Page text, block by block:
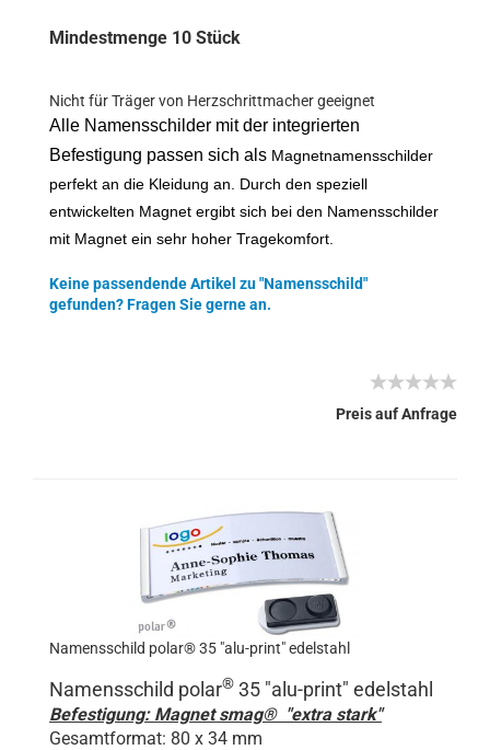
Mindestmenge 10 Stück
Nicht für Träger von Herzschrittmacher geeignet
Alle Namensschilder mit der integrierten
Befestigung passen sich als Magnetnamensschilder
perfekt an die Kleidung an. Durch den speziell
entwickelten Magnet ergibt sich bei den Namensschilder
mit Magnet ein sehr hoher Tragekomfort.
Keine passendende Artikel zu "Namensschild"
gefunden? Fragen Sie gerne an.
Preis auf Anfrage
Namensschild polar® 35 "alu-print" edelstahl
Namensschild polar® 35 "alu-print" edelstahl
Befestigung: Magnet smag® "extra stark"
Gesamtformat: 80 x 34 mm